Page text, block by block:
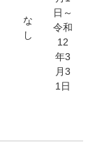
な
し
日～
令和
12
年3
月3
1日